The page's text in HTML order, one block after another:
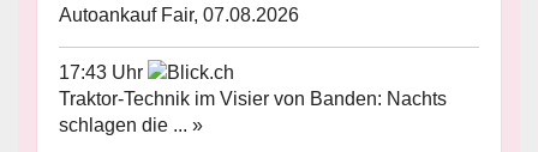
Autoankauf Fair, 07.08.2026
17:43 Uhr
Traktor-Technik im Visier von Banden: Nachts
schlagen die ... »